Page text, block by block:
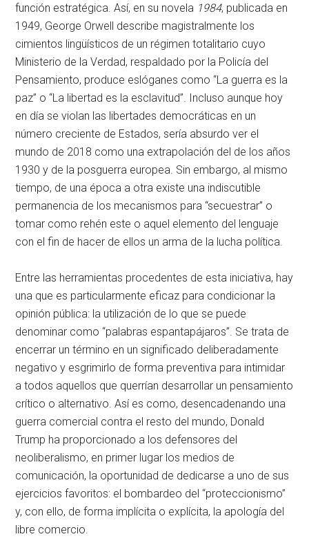
función estratégica. Así, en su novela 1984, publicada en
1949, George Orwell describe magistralmente los
cimientos lingüísticos de un régimen totalitario cuyo
Ministerio de la Verdad, respaldado por la Policía del
Pensamiento, produce eslóganes como “La guerra es la
paz” o “La libertad es la esclavitud”. Incluso aunque hoy
en día se violan las libertades democráticas en un
número creciente de Estados, sería absurdo ver el
mundo de 2018 como una extrapolación del de los años
1930 y de la posguerra europea. Sin embargo, al mismo
tiempo, de una época a otra existe una indiscutible
permanencia de los mecanismos para “secuestrar” o
tomar como rehén este o aquel elemento del lenguaje
con el fin de hacer de ellos un arma de la lucha política.
Entre las herramientas procedentes de esta iniciativa, hay
una que es particularmente eficaz para condicionar la
opinión pública: la utilización de lo que se puede
denominar como “palabras espantapájaros”. Se trata de
encerrar un término en un significado deliberadamente
negativo y esgrimirlo de forma preventiva para intimidar
a todos aquellos que querrían desarrollar un pensamiento
crítico o alternativo. Así es como, desencadenando una
guerra comercial contra el resto del mundo, Donald
Trump ha proporcionado a los defensores del
neoliberalismo, en primer lugar los medios de
comunicación, la oportunidad de dedicarse a uno de sus
ejercicios favoritos: el bombardeo del “proteccionismo”
y, con ello, de forma implícita o explícita, la apología del
libre comercio.